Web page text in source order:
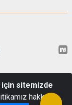
sitemizde
hakkında